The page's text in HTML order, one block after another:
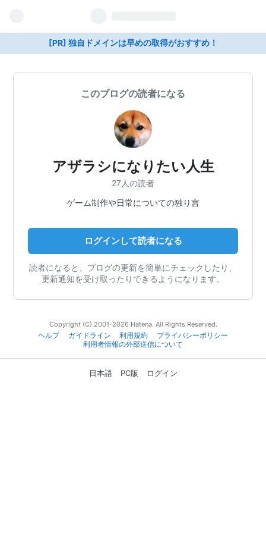
[PR] 独自ドメインは早めの取得がおすすめ！
このブログの読者になる
アザラシになりたい人生
27人の読者
ゲーム制作や日常についての独り言
ログインして読者になる
読者になると、ブログの更新を簡単にチェックしたり、
更新通知を受け取ったりできるようになります。
Copyright (C) 2001-2026 Hatena. All Rights Reserved.
ヘルプ
ガイドライン 利用規約
プライバシーポリシー
利用者情報の外部送信について
日本語 PC版 ログイン